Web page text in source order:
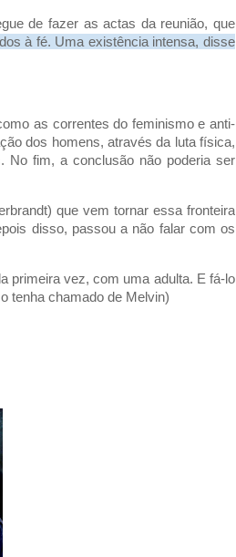
de fazer as actas da reunião, que
à fé. Uma existência intensa, disse
as correntes do feminismo e anti-
dos homens, através da luta física,
No fim, a conclusão não poderia ser
que vem tornar essa fronteira
disso, passou a não falar com os
primeira vez, com uma adulta. E fá-lo
tenha chamado de Melvin)